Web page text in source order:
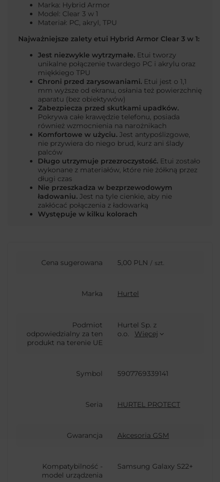
Marka: Hybrid Armor
Model: Clear 3 w 1
Materiał: PC, akryl, TPU
Najważniejsze zalety etui Hybrid Armor Clear 3 w 1:
Jest niezwykle wytrzymałe. Etui tworzy
unikalne połączenie twardego PC i akrylu oraz
miękkiego TPU
Chroni przed zarysowaniami. Etui jest o 1,1
mm wyższe od ekranu, osłania też powierzchnię
aparatu (bez obiektywów)
Zabezpiecza przed skutkami upadków.
Pokrywa całe krawędzie telefonu, posiada
również wzmocnienia na narożnikach
Komfortowe w użyciu. Jest antypoślizgowe,
nie przywiera do niego brud, kurz ani ślady
palców
Długo utrzymuje przezroczystość. Etui zostało
wykonane z materiałów, które nie żółkną przez
długi czas
Nie przeszkadza w bezprzewodowym
ładowaniu. Jest na tyle cienkie, aby nie
zakłócać połączenia z ładowarką
Występuje w kilku kolorach
Cena sugerowana 5,00 PLN / szt.
Marka Hurtel
Podmiot
odpowiedzialny za ten
produkt na terenie UE
Hurtel Sp. z
o.o.
Więcej
Symbol 5907769339141
Seria HURTEL PROTECT
Gwarancja Akcesoria GSM
Kompatybilność -
model urządzenia
Samsung Galaxy S22+